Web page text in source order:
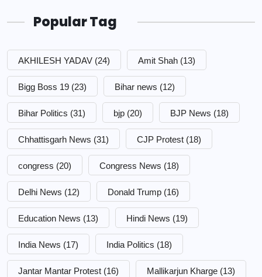
Popular Tag
AKHILESH YADAV (24) Amit Shah (13)
Bigg Boss 19 (23) Bihar news (12)
Bihar Politics (31) bjp (20) BJP News (18)
Chhattisgarh News (31) CJP Protest (18)
congress (20) Congress News (18)
Delhi News (12) Donald Trump (16)
Education News (13) Hindi News (19)
India News (17) India Politics (18)
Jantar Mantar Protest (16) Mallikarjun Kharge (13)